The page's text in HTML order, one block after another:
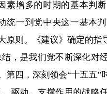
增多的时期的基本判
一到党中央这一基本
则。《建议》确定的指
，是我们党不断深化对
四，深刻领会“十五五”
驱动、支撑作用的战略